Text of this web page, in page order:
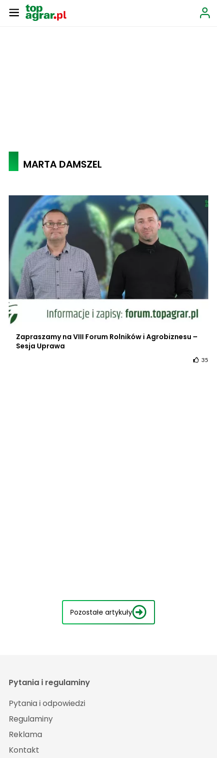
MARTA DAMSZEL
Zapraszamy na VIII Forum Rolników i Agrobiznesu –
Sesja Uprawa
35
Pozostałe artykuły
Pytania i regulaminy
Pytania i odpowiedzi
Regulaminy
Reklama
Kontakt